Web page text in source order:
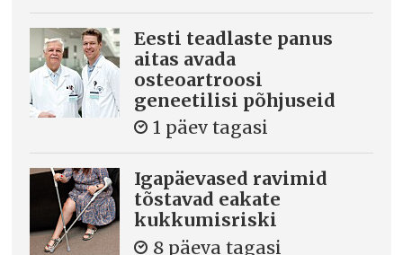
Eesti teadlaste panus
aitas avada
osteoartroosi
geneetilisi põhjuseid
1 päev tagasi
Igapäevased ravimid
tõstavad eakate
kukkumisriski
8 päeva tagasi